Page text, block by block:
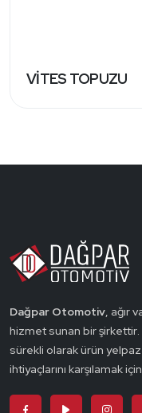
VİTES TOPUZU
Dağpar Otomotiv, ağır
hizmet sunan bir
sürekli olarak ürün
ihtiyaçlarını karşılamak